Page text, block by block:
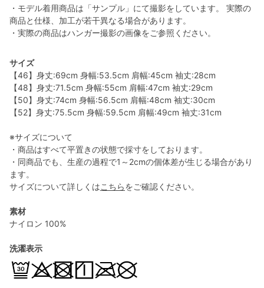
・モデル着用商品は「サンプル」にて撮影をしています。 実際の
商品と仕様、加工が若干異なる場合があります。
・実際の商品はハンガー撮影の画像をご参照ください。
サイズ
【46】身丈:69cm 身幅:53.5cm 肩幅:45cm 袖丈:28cm
【48】身丈:71.5cm 身幅:55cm 肩幅:47cm 袖丈:29cm
【50】身丈:74cm 身幅:56.5cm 肩幅:48cm 袖丈:30cm
【52】身丈:75.5cm 身幅:59.5cm 肩幅:49cm 袖丈:31cm
※サイズについて
・商品はすべて平置きの状態で採寸をしております。
・同商品でも、生産の過程で1～2cmの個体差が生じる場合があり
ます。
サイズについて詳しくはこちらをご確認ください。
素材
ナイロン 100%
洗濯表示